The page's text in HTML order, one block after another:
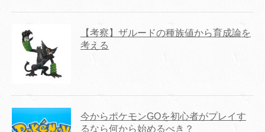
【考察】ザルードの種族値から育成論を
考える
今からポケモンGOを初心者がプレイす
るなら何から始めるべき？